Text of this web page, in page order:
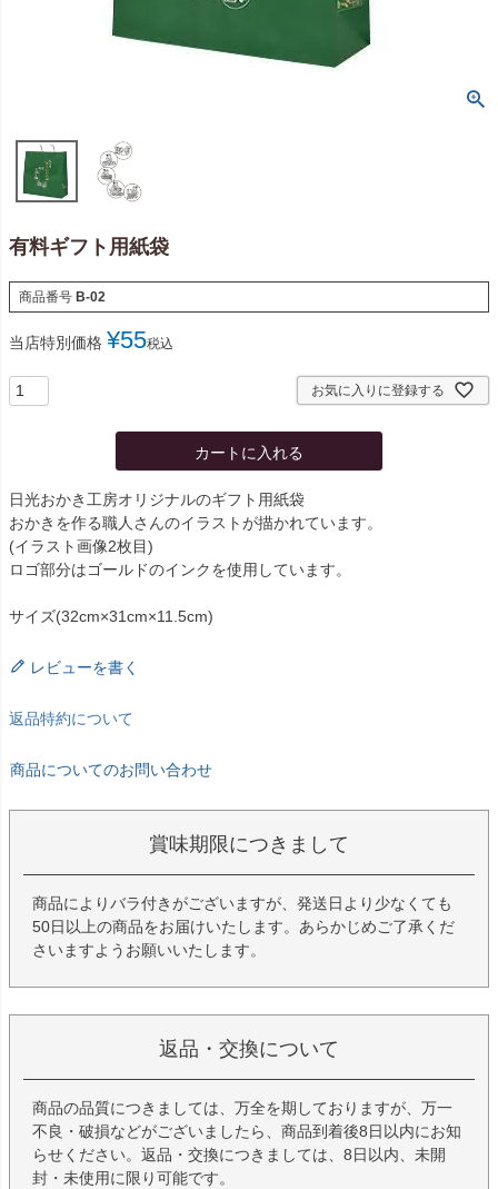
有料ギフト用紙袋
商品番号 B-02
当店特別価格 ¥55税込
お気に入りに登録する
カートに入れる
日光おかき工房オリジナルのギフト用紙袋
おかきを作る職人さんのイラストが描かれています。
(イラスト画像2枚目)
ロゴ部分はゴールドのインクを使用しています。
サイズ(32cm×31cm×11.5cm)
レビューを書く
返品特約について
商品についてのお問い合わせ
賞味期限につきまして
商品によりバラ付きがございますが、発送日より少なくても
50日以上の商品をお届けいたします。あらかじめご了承くだ
さいますようお願いいたします。
返品・交換について
商品の品質につきましては、万全を期しておりますが、万一
不良・破損などがございましたら、商品到着後8日以内にお知
らせください。返品・交換につきましては、8日以内、未開
封・未使用に限り可能です。